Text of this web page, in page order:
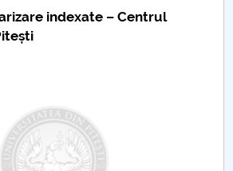
indexate – Centrul